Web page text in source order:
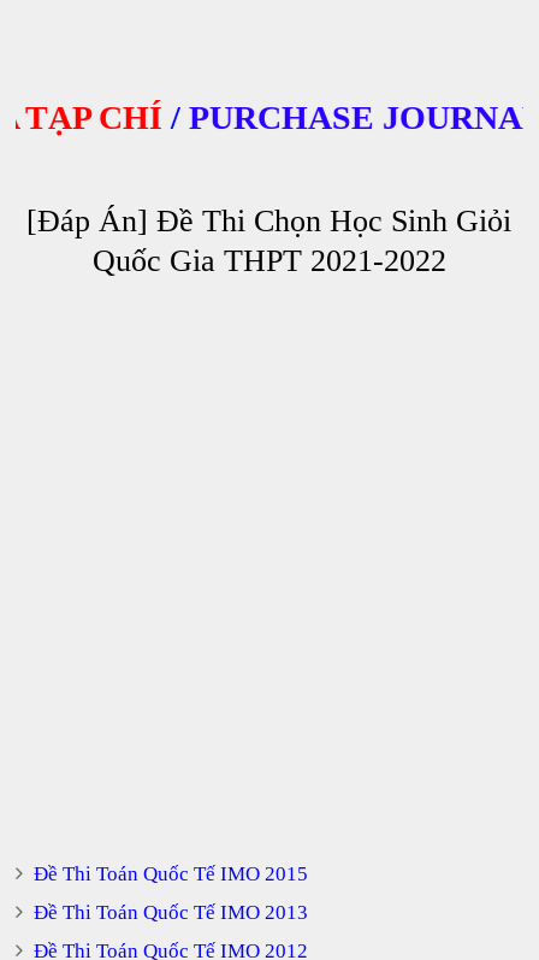
CHÍ/PURCHASE JOURNALS
[Đáp Án] Đề Thi Chọn Học Sinh Giỏi
Quốc Gia THPT 2021-2022
Đề Thi Toán Quốc Tế IMO 2015
Đề Thi Toán Quốc Tế IMO 2013
Đề Thi Toán Quốc Tế IMO 2012